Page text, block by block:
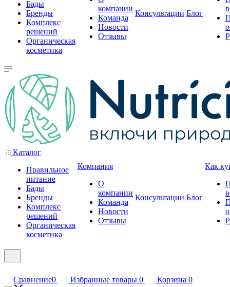
Бады
Бренды
Комплекс
решений
Органическая
косметика
компании
Команда
Новости
Отзывы
Консультации Блог
Каталог
Правильное
питание
Бады
Бренды
Комплекс
решений
Органическая
косметика
Компания
О
компании
Команда
Новости
Отзывы
Консультации Блог
Как
Сравнение0 Избранные товары 0 Корзина 0